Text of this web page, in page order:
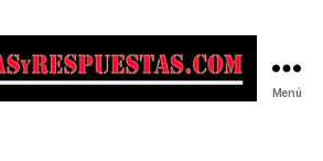
Menú